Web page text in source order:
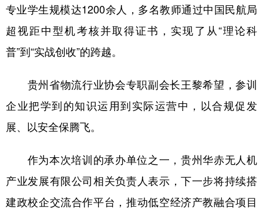
专业学生规模达1200余人，多名教师通过中国民航局
超视距中型机考核并取得证书，实现了从“理论科
普”到“实战创收”的跨越。
贵州省物流行业协会专职副会长王黎希望，参训
企业把学到的知识运用到实际运营中，以合规促发
展、以安全保腾飞。
作为本次培训的承办单位之一，贵州华赤无人机
产业发展有限公司相关负责人表示，下一步将持续搭
建政校企交流合作平台，推动低空经济产教融合项目